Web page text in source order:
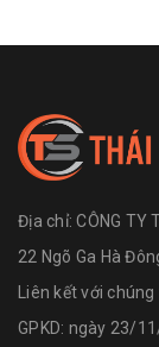
Địa chỉ:CÔNG TY
22 Ngõ Ga Hà
Liên kết với
GPKD: ngày 23/